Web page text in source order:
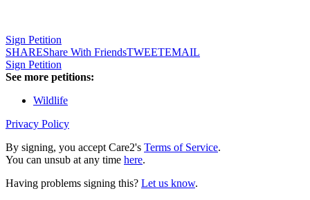
Sign Petition
SHAREShare With FriendsTWEETEMAIL
Sign Petition
See more petitions:
Wildlife
Privacy Policy
By signing, you accept Care2's Terms of Service.
You can unsub at any time here.
Having problems signing this? Let us know.